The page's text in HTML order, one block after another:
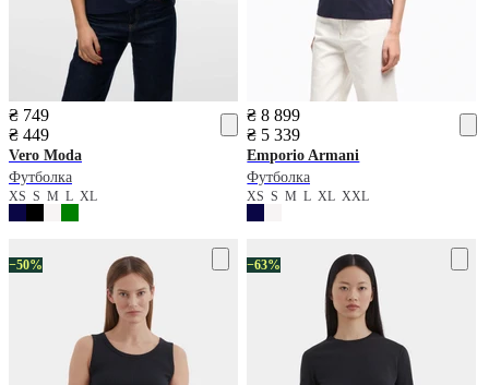
₴ 749
₴ 449
Vero Moda
Футболка
XS S M L XL
₴ 8 899
₴ 5 339
Emporio Armani
Футболка
XSSMLXLXXL
−50% −63%